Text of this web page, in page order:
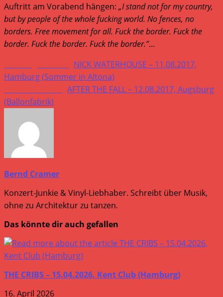
Auftritt am Vorabend hängen: „I stand not for my country,
but by people of the whole fucking world. No fences, no
borders. Free movement for all. Fuck the border. Fuck the
border. Fuck the border. Fuck the border.”…
Weitere
Artikel
ansehen
NICK WATERHOUSE – 11.08.2017,
Hamburg (Sommer in Altona)
AFTER THE FALL – 12.08.2017, Augsburg
(Ballonfabrik)
Bernd Cramer
Konzert-Junkie & Vinyl-Liebhaber. Schreibt über Musik,
ohne zu Architektur zu tanzen.
Das könnte dir auch gefallen
THE CRIBS – 15.04.2026, Kent Club (Hamburg)
16. April 2026